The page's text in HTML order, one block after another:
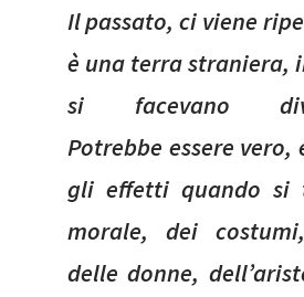
Il passato, ci viene
è una terra straniera,
si facevano
Potrebbe essere
gli effetti quando si
morale, dei
delle donne,